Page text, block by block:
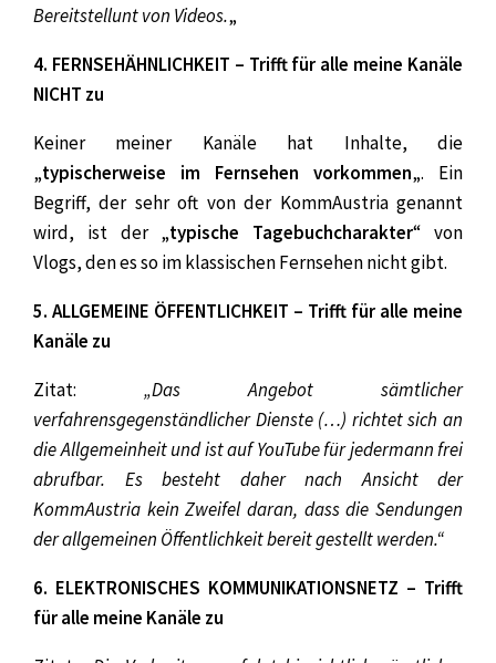
Bereitstellunt von Videos.„
4. FERNSEHÄHNLICHKEIT – Trifft für alle meine Kanäle
NICHT zu
Keiner meiner Kanäle hat Inhalte, die
„typischerweise im Fernsehen vorkommen„. Ein
Begriff, der sehr oft von der KommAustria genannt
wird, ist der „typische Tagebuchcharakter“ von
Vlogs, den es so im klassischen Fernsehen nicht gibt.
5. ALLGEMEINE ÖFFENTLICHKEIT – Trifft für alle meine
Kanäle zu
Zitat: „Das Angebot sämtlicher
verfahrensgegenständlicher Dienste (…) richtet sich an
die Allgemeinheit und ist auf YouTube für jedermann frei
abrufbar. Es besteht daher nach Ansicht der
KommAustria kein Zweifel daran, dass die Sendungen
der allgemeinen Öffentlichkeit bereit gestellt werden.“
6. ELEKTRONISCHES KOMMUNIKATIONSNETZ – Trifft
für alle meine Kanäle zu